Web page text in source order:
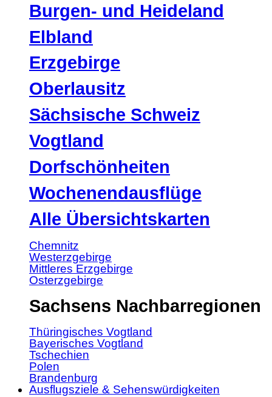
Burgen- und Heideland
Elbland
Erzgebirge
Oberlausitz
Sächsische Schweiz
Vogtland
Dorfschönheiten
Wochenendausflüge
Alle Übersichtskarten
Chemnitz
Westerzgebirge
Mittleres Erzgebirge
Osterzgebirge
Sachsens Nachbarregionen
Thüringisches Vogtland
Bayerisches Vogtland
Tschechien
Polen
Brandenburg
Ausflugsziele & Sehenswürdigkeiten